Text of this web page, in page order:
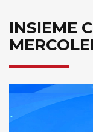
INSIEME